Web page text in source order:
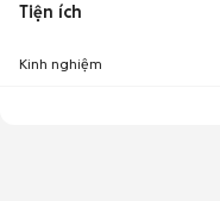
Tiện ích
Kinh nghiệm